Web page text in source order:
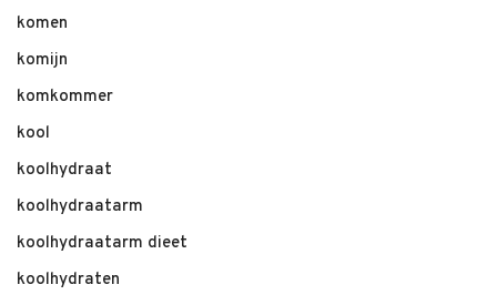
komen
komijn
komkommer
kool
koolhydraat
koolhydraatarm
koolhydraatarm dieet
koolhydraten